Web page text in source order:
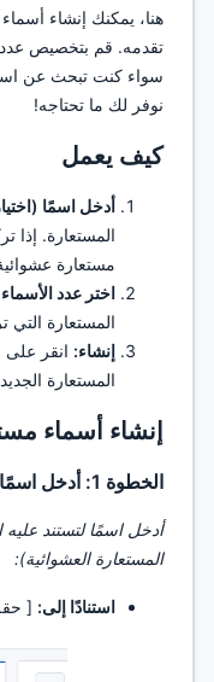
هنا، يمكنك إنشاء
تقدمه. قم بتخصيص عدد
سواء كنت تبحث عن
نوفر لك ما تحتاجه!
كيف يعمل
أدخل اسمًا
المستعارة. إذا
مستعارة
اختر عدد
المستعارة التي
إنشاء: انقر على
المستعارة
إنشاء أسماء
الخطوة 1: أدخل اسمًا (اختياريًا)
أدخل اسمًا لتستند عليه
المستعارة العشوائية):
استنادًا إلى: [